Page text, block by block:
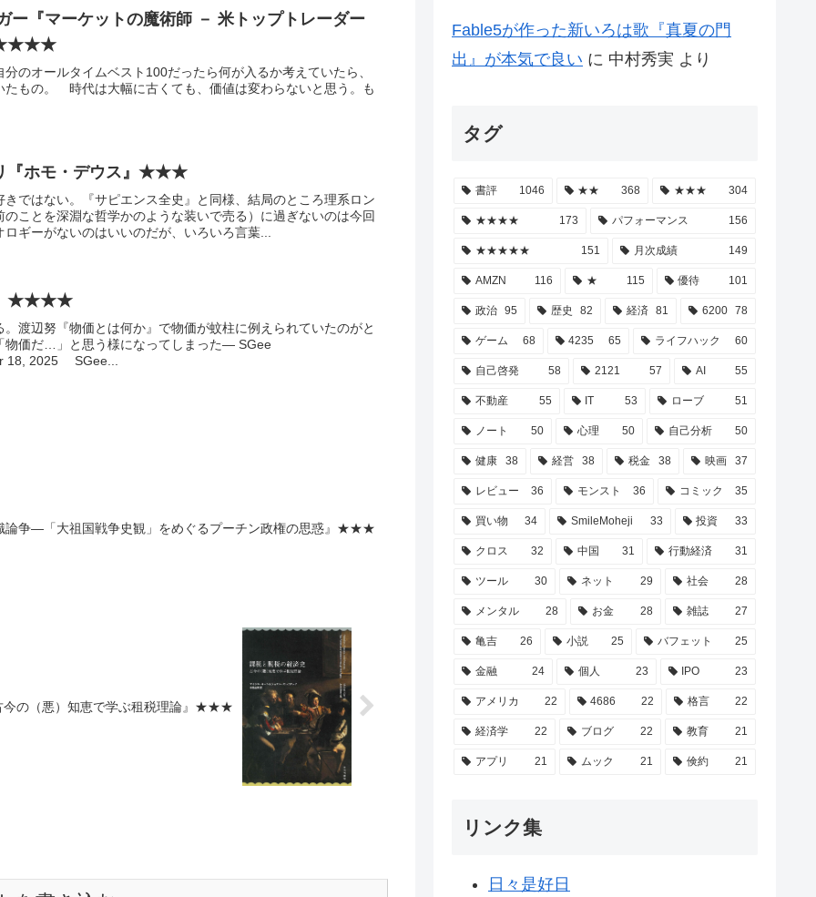
ー『マーケットの魔術師 － 米トップトレーダー
のオールタイムベスト100だったら何が入るか考えていたら、
たもの。 時代は大幅に古くても、価値は変わらないと思う。も
『ホモ・デウス』★★★
ではない。『サピエンス全史』と同様、結局のところ理系ロン
ことを深淵な哲学かのような装いで売る）に過ぎないのは今回
ギーがないのはいいのだが、いろいろ言葉...
』★★★★
渡辺努『物価とは何か』で物価が蚊柱に例えられていたのがと
物価だ…」と思う様になってしまった— SGee
18, 2025 SGee...
論争―「大祖国戦争史観」をめぐるプーチン政権の思惑』★★★
の（悪）知恵で学ぶ租税理論』★★★
Fable5が作った新いろは歌『真夏の門
出』が本気で良い に 中村秀実 より
タグ
書評 1046 ★★ 368 ★★★ 304
★★★★ 173 パフォーマンス 156
★★★★★ 151 月次成績 149
AMZN 116 ★ 115 優待 101
政治 95 歴史 82 経済 81 6200 78
ゲーム 68 4235 65 ライフハック 60
自己啓発 58 2121 57 AI 55
不動産 55 IT 53 ローブ 51
ノート 50 心理 50 自己分析 50
健康 38 経営 38 税金 38 映画 37
レビュー 36 モンスト 36 コミック 35
買い物 34 SmileMoheji 33 投資 33
クロス 32 中国 31 行動経済 31
ツール 30 ネット 29 社会 28
メンタル 28 お金 28 雑誌 27
亀吉 26 小説 25 バフェット 25
金融 24 個人 23 IPO 23
アメリカ 22 4686 22 格言 22
経済学 22 ブログ 22 教育 21
アプリ 21 ムック 21 倹約 21
リンク集
日々是好日